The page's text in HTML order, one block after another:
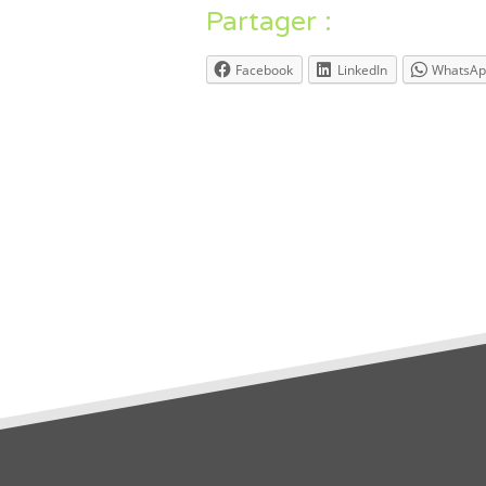
Partager :
Facebook LinkedIn